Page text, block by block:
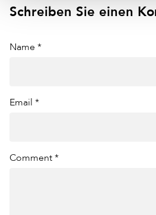
Schreiben Sie einen
Name *
Email *
Comment *